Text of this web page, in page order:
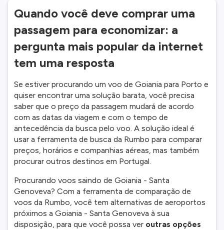
Quando você deve comprar uma
passagem para economizar: a
pergunta mais popular da internet
tem uma resposta
Se estiver procurando um voo de Goiania para Porto e
quiser encontrar uma solução barata, você precisa
saber que o preço da passagem mudará de acordo
com as datas da viagem e com o tempo de
antecedência da busca pelo voo. A solução ideal é
usar a ferramenta de busca da Rumbo para comparar
preços, horários e companhias aéreas, mas também
procurar outros destinos em Portugal.
Procurando voos saindo de Goiania - Santa
Genoveva? Com a ferramenta de comparação de
voos da Rumbo, você tem alternativas de aeroportos
próximos a Goiania - Santa Genoveva à sua
disposição, para que você possa ver outras opções